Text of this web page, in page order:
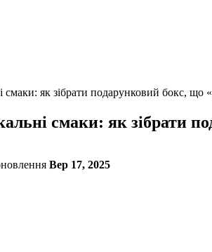
смаки: як зібрати подарунковий бокс, що
смаки: як зібрати
Вер 17, 2025